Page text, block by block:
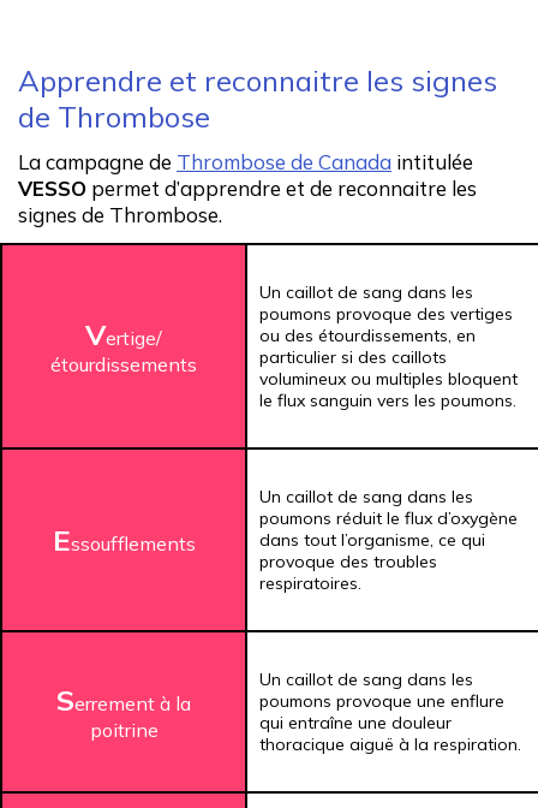
Apprendre et reconnaitre les signes
de Thrombose
La campagne de Thrombose de Canada intitulée
VESSO permet d’apprendre et de reconnaitre les
signes de Thrombose.
Vertige/
étourdissements
Un caillot de sang dans les
poumons provoque des vertiges
ou des étourdissements, en
particulier si des caillots
volumineux ou multiples bloquent
le flux sanguin vers les poumons.
Essoufflements
Un caillot de sang dans les
poumons réduit le flux d’oxygène
dans tout l’organisme, ce qui
provoque des troubles
respiratoires.
Serrement à la
poitrine
Un caillot de sang dans les
poumons provoque une enflure
qui entraîne une douleur
thoracique aiguë à la respiration.